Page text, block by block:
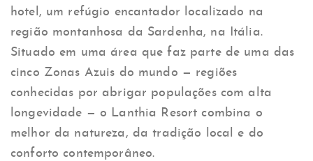
hotel, um refúgio encantador localizado na
região montanhosa da Sardenha, na Itália.
Situado em uma área que faz parte de uma das
cinco Zonas Azuis do mundo — regiões
conhecidas por abrigar populações com alta
longevidade — o Lanthia Resort combina o
melhor da natureza, da tradição local e do
conforto contemporâneo.